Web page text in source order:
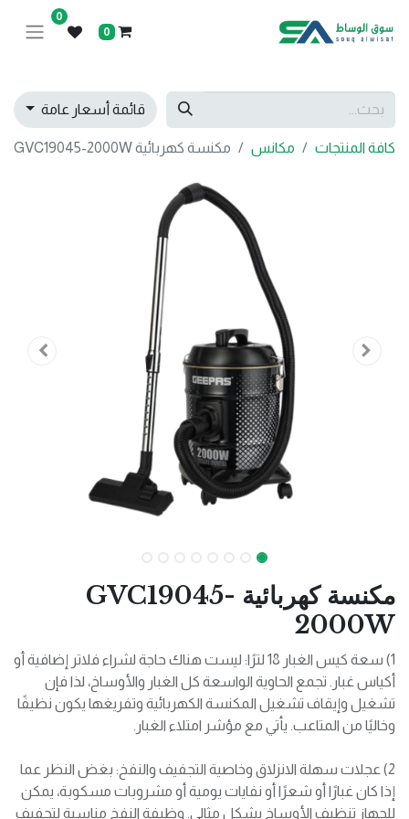
0
0
قائمة أسعار عامة
كافة المنتجات مكانس مكنسة كهربائية GVC19045-2000W
مكنسة كهربائية GVC19045-
2000W
1) سعة كيس الغبار 18 لترًا: ليست هناك حاجة لشراء فلاتر إضافية أو
أكياس غبار. تجمع الحاوية الواسعة كل الغبار والأوساخ، لذا فإن
تشغيل وإيقاف تشغيل المكنسة الكهربائية وتفريغها يكون نظيفًا
وخاليًا من المتاعب. يأتي مع مؤشر امتلاء الغبار.
2) عجلات سهلة الانزلاق وخاصية التجفيف والنفخ: بغض النظر عما
إذا كان غبارًا أو شعرًا أو نفايات يومية أو مشروبات مسكوبة، يمكن
للجهاز تنظيف الأوساخ بشكل مثالي. وظيفة النفخ مناسبة لتجفيف